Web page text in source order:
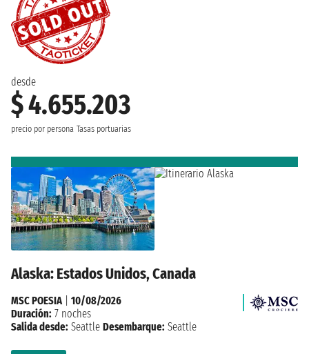
desde
$ 4.655.203
precio por persona Tasas portuarias
Alaska: Estados Unidos, Canada
MSC POESIA
10/08/2026
Duración: 7 noches
Salida desde: Seattle Desembarque: Seattle